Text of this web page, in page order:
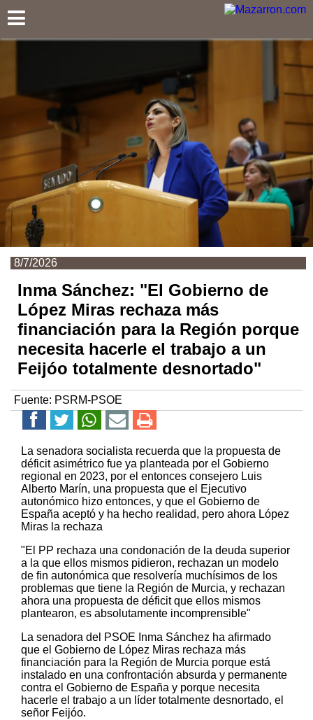
8/7/2026
Inma Sánchez: "El Gobierno de
López Miras rechaza más
financiación para la Región porque
necesita hacerle el trabajo a un
Feijóo totalmente desnortado"
Fuente: PSRM-PSOE
La senadora socialista recuerda que la propuesta de
déficit asimétrico fue ya planteada por el Gobierno
regional en 2023, por el entonces consejero Luis
Alberto Marín, una propuesta que el Ejecutivo
autonómico hizo entonces, y que el Gobierno de
España aceptó y ha hecho realidad, pero ahora López
Miras la rechaza
"El PP rechaza una condonación de la deuda superior
a la que ellos mismos pidieron, rechazan un modelo
de fin autonómica que resolvería muchísimos de los
problemas que tiene la Región de Murcia, y rechazan
ahora una propuesta de déficit que ellos mismos
plantearon, es absolutamente incomprensible"
La senadora del PSOE Inma Sánchez ha afirmado
que el Gobierno de López Miras rechaza más
financiación para la Región de Murcia porque está
instalado en una confrontación absurda y permanente
contra el Gobierno de España y porque necesita
hacerle el trabajo a un líder totalmente desnortado, el
señor Feijóo.